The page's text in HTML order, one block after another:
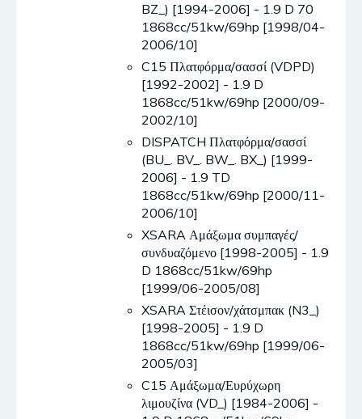
BZ_) [1994-2006] - 1.9 D 70
1868cc/51kw/69hp [1998/04-
2006/10]
C15 Πλατφόρμα/σασσί (VDPD)
[1992-2002] - 1.9 D
1868cc/51kw/69hp [2000/09-
2002/10]
DISPATCH Πλατφόρμα/σασσί
(BU_. BV_. BW_. BX_) [1999-
2006] - 1.9 TD
1868cc/51kw/69hp [2000/11-
2006/10]
XSARA Αμάξωμα συμπαγές/
συνδυαζόμενο [1998-2005] - 1.9
D 1868cc/51kw/69hp
[1999/06-2005/08]
XSARA Στέισον/χάτσμπακ (N3_)
[1998-2005] - 1.9 D
1868cc/51kw/69hp [1999/06-
2005/03]
C15 Αμάξωμα/Ευρύχωρη
λιμουζίνα (VD_) [1984-2006] -